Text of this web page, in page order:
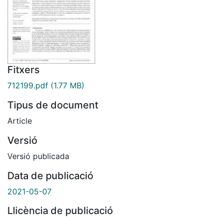
Fitxers
712199.pdf (1.77 MB)
Tipus de document
Article
Versió
Versió publicada
Data de publicació
2021-05-07
Llicència de publicació